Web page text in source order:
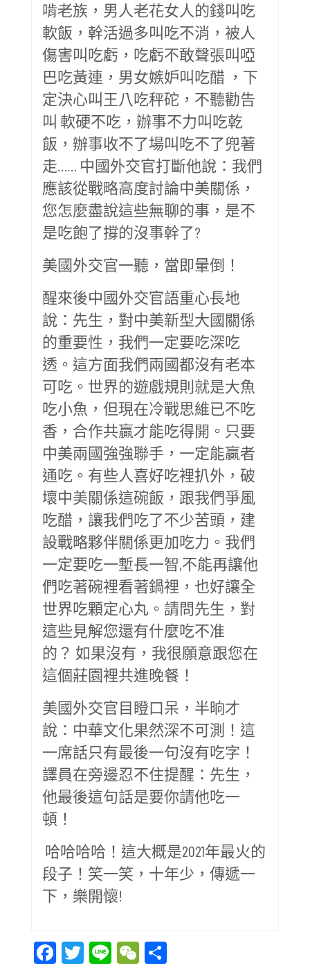
啃老族，男人老花女人的錢叫吃
軟飯，幹活過多叫吃不消，被人
傷害叫吃虧，吃虧不敢聲張叫啞
巴吃黃連，男女嫉妒叫吃醋 ，下
定決心叫王八吃秤砣，不聽勸告
叫 軟硬不吃，辦事不力叫吃乾
飯，辦事收不了場叫吃不了兜著
走…… 中國外交官打斷他說：我們
應該從戰略高度討論中美關係，
您怎麼盡說這些無聊的事，是不
是吃飽了撐的沒事幹了?
美國外交官一聽，當即暈倒！
醒來後中國外交官語重心長地
說：先生，對中美新型大國關係
的重要性，我們一定要吃深吃
透。這方面我們兩國都沒有老本
可吃。世界的遊戲規則就是大魚
吃小魚，但現在冷戰思維已不吃
香，合作共贏才能吃得開。只要
中美兩國強強聯手，一定能贏者
通吃。有些人喜好吃裡扒外，破
壞中美關係這碗飯，跟我們爭風
吃醋，讓我們吃了不少苦頭，建
設戰略夥伴關係更加吃力。我們
一定要吃一塹長一智,不能再讓他
們吃著碗裡看著鍋裡，也好讓全
世界吃顆定心丸。請問先生，對
這些見解您還有什麼吃不准
的？ 如果沒有，我很願意跟您在
這個莊園裡共進晚餐！
美國外交官目瞪口呆，半晌才
說：中華文化果然深不可測！這
一席話只有最後一句沒有吃字！
譯員在旁邊忍不住提醒：先生，
他最後這句話是要你請他吃一
頓！
哈哈哈哈！這大概是2021年最火的
段子！笑一笑，十年少，傳遞一
下，樂開懷!
Facebook
Twitter
LineWeChat